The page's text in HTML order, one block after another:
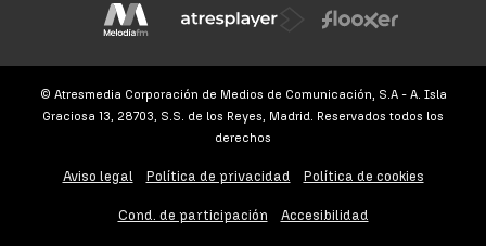
© Atresmedia Corporación de Medios de Comunicación, S.A - A. Isla
Graciosa 13, 28703, S.S. de los Reyes, Madrid. Reservados todos los
derechos
Aviso legal Política de privacidad Política de cookies
Cond. de participación Accesibilidad